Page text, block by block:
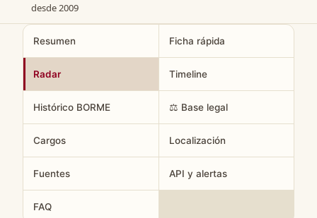
desde 2009
Resumen Ficha rápida
Radar Timeline
Histórico BORME ⚖️ Base legal
Cargos Localización
Fuentes API y alertas
FAQ